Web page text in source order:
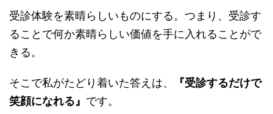
受診体験を素晴らしいものにする。つまり、受診す
ることで何か素晴らしい価値を手に入れることがで
きる。
そこで私がたどり着いた答えは、
『受診するだけで
笑顔になれる』 です。